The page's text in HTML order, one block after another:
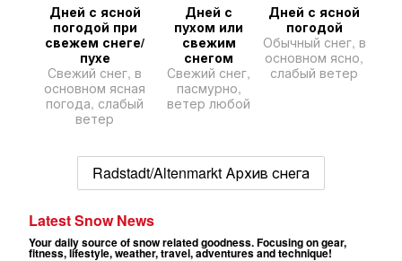
Дней с ясной
погодой при
свежем снеге/
пухе
Свежий снег, в
основном ясная
погода, слабый
ветер
Дней с
пухом или
свежим
снегом
Свежий снег,
пасмурно,
ветер любой
Дней с ясной
погодой
Обычный снег, в
основном ясно,
слабый ветер
Radstadt/Altenmarkt Архив снега